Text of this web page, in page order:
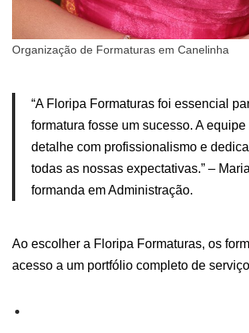
Organização de Formaturas em Canelinha
“A Floripa Formaturas foi essencial
formatura fosse um sucesso. A
detalhe com profissionalismo e
todas as nossas expectativas.” –
formanda em Administração.
Ao escolher a Floripa Formaturas, os
acesso a um portfólio completo de